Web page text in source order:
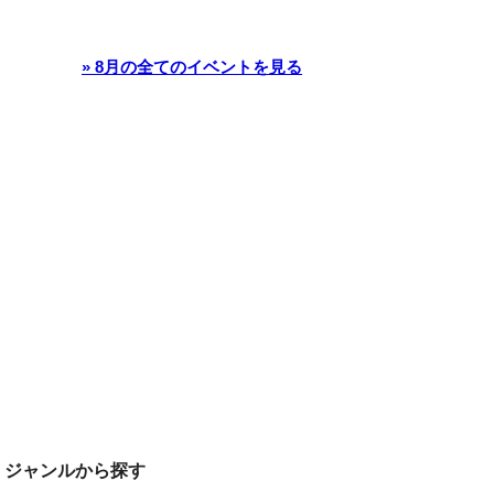
» 8月の全てのイベントを見る
ジャンルから探す